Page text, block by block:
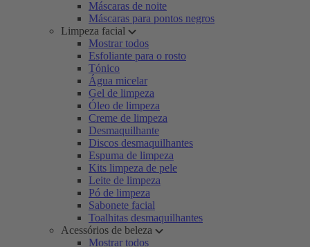
Máscaras de noite
Máscaras para pontos negros
Limpeza facial
Mostrar todos
Esfoliante para o rosto
Tónico
Água micelar
Gel de limpeza
Óleo de limpeza
Creme de limpeza
Desmaquilhante
Discos desmaquilhantes
Espuma de limpeza
Kits limpeza de pele
Leite de limpeza
Pó de limpeza
Sabonete facial
Toalhitas desmaquilhantes
Acessórios de beleza
Mostrar todos